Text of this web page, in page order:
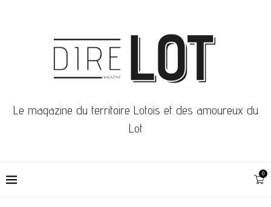
Le magazine du territoire Lotois et des amoureux du
Lot
0